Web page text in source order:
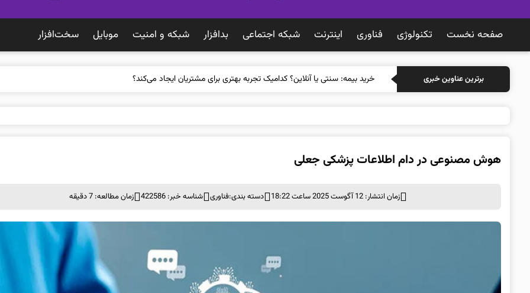
صفحه نخست تکنولوژی فناوری اينترنت شبكه اجتماعی بدافزار شبكه و امنيت موبايل سخت‌افزار
برترین عناوین خبری خرید بیمه: سنتی
هوش مصنوعی در دام اطلاعات پزشکی جعلی
زمان انتشار: 12 آگوست 2025 ساعت 18:22 دسته بندی:فناوری شناسه خبر: 422586 زمان مطالعه: 7 دقیقه